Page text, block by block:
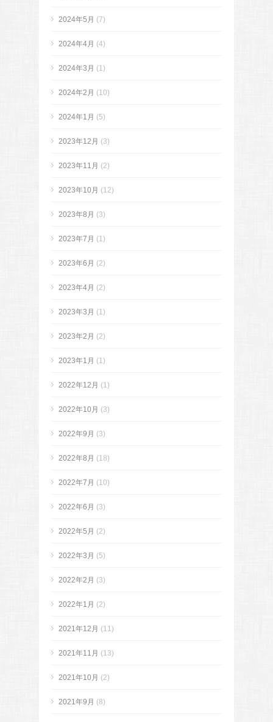
2024年5月 (7)
2024年4月 (4)
2024年3月 (1)
2024年2月 (10)
2024年1月 (5)
2023年12月 (3)
2023年11月 (2)
2023年10月 (12)
2023年8月 (3)
2023年7月 (1)
2023年6月 (2)
2023年4月 (2)
2023年3月 (1)
2023年2月 (2)
2023年1月 (1)
2022年12月 (1)
2022年10月 (3)
2022年9月 (3)
2022年8月 (18)
2022年7月 (10)
2022年6月 (3)
2022年5月 (2)
2022年3月 (5)
2022年2月 (3)
2022年1月 (2)
2021年12月 (11)
2021年11月 (13)
2021年10月 (2)
2021年9月 (8)